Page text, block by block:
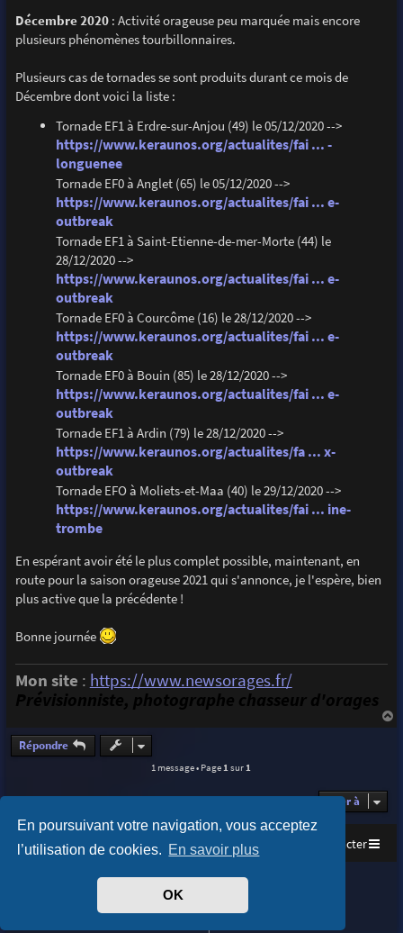
En poursuivant votre navigation, vous acceptez
l’utilisation de cookies. En savoir plus
OK
Décembre 2020: Activité orageuse peu marquée mais encore
plusieurs phénomènes tourbillonnaires.
Plusieurs cas de tornades se sont produits durant ce mois de
Décembre dont voici la liste :
Tornade EF1 à Erdre-sur-Anjou (49) le 05/12/2020 -->
https://www.keraunos.org/actualites/fai ... -
longuenee
Tornade EF0 à Anglet (65) le 05/12/2020 -->
https://www.keraunos.org/actualites/fai ... e-
outbreak
Tornade EF1 à Saint-Etienne-de-mer-Morte (44) le
28/12/2020 -->
https://www.keraunos.org/actualites/fai ... e-
outbreak
Tornade EF0 à Courcôme (16) le 28/12/2020 -->
https://www.keraunos.org/actualites/fai ... e-
outbreak
Tornade EF0 à Bouin (85) le 28/12/2020 -->
https://www.keraunos.org/actualites/fai ... e-
outbreak
Tornade EF1 à Ardin (79) le 28/12/2020 -->
https://www.keraunos.org/actualites/fa ... x-
outbreak
Tornade EFO à Moliets-et-Maa (40) le 29/12/2020 -->
https://www.keraunos.org/actualites/fai ... ine-
trombe
En espérant avoir été le plus complet possible, maintenant, en
route pour la saison orageuse 2021 qui s'annonce, je l'espère, bien
plus active que la précédente !
Bonne journée
Mon site : https://www.newsorages.fr/
Prévisionniste, photographe chasseur d'orages
a
Répondre
1 message • Page1sur1
Aller à
Accueil Index du forum Nous contacter
Purplexion style byIan Bradley
phpBB® Forum Software © phpBB Limited
Traduit parphpBB-fr.com